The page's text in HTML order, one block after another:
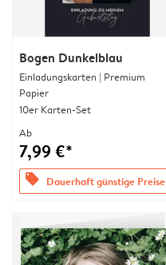
Bogen Dunkelblau
Einladungskarten | Premium
Papier
10er Karten-Set
Ab
7,99 €*
offers Dauerhaft günstige Preise